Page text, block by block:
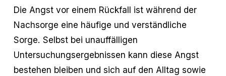
Die Angst vor einem Rückfall ist während der
Nachsorge eine häufige und verständliche
Sorge. Selbst bei unauffälligen
Untersuchungsergebnissen kann diese Angst
bestehen bleiben und sich auf den Alltag sowie